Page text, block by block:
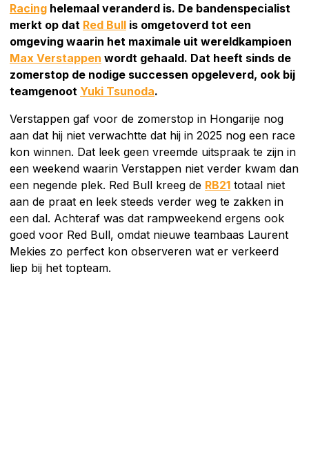
Racing helemaal veranderd is. De bandenspecialist
merkt op dat Red Bull is omgetoverd tot een
omgeving waarin het maximale uit wereldkampioen
Max Verstappen wordt gehaald. Dat heeft sinds de
zomerstop de nodige successen opgeleverd, ook bij
teamgenoot Yuki Tsunoda.
Verstappen gaf voor de zomerstop in Hongarije nog
aan dat hij niet verwachtte dat hij in 2025 nog een race
kon winnen. Dat leek geen vreemde uitspraak te zijn in
een weekend waarin Verstappen niet verder kwam dan
een negende plek. Red Bull kreeg de RB21 totaal niet
aan de praat en leek steeds verder weg te zakken in
een dal. Achteraf was dat rampweekend ergens ook
goed voor Red Bull, omdat nieuwe teambaas Laurent
Mekies zo perfect kon observeren wat er verkeerd
liep bij het topteam.